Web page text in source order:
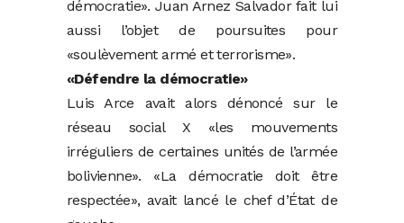
démocratie». Juan Arnez Salvador fait lui
aussi l’objet de poursuites pour
«soulèvement armé et terrorisme».
«Défendre la démocratie»
Luis Arce avait alors dénoncé sur le
réseau social X «les mouvements
irréguliers de certaines unités de l’armée
bolivienne». «La démocratie doit être
respectée», avait lancé le chef d’État de